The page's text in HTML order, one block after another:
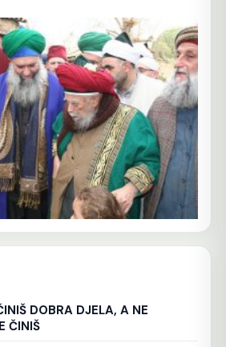
DOBRA DJELA, A NE
ČINIŠ